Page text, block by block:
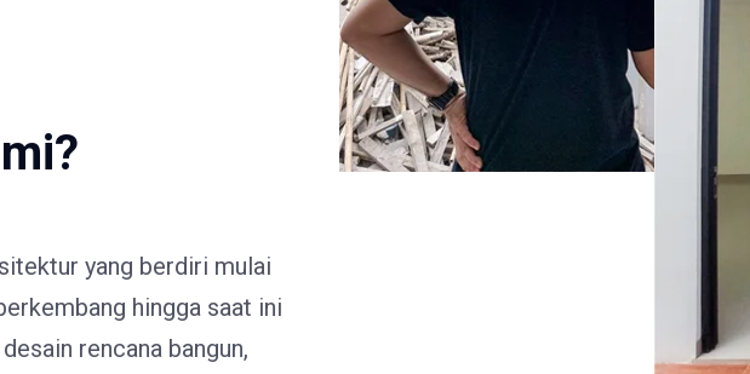
yang berdiri mulai
hingga saat ini
rencana bangun,